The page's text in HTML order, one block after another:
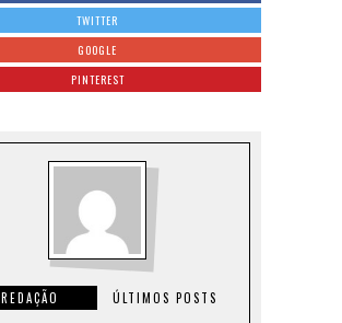
TWITTER
GOOGLE
PINTEREST
REDAÇÃO ÚLTIMOS POSTS